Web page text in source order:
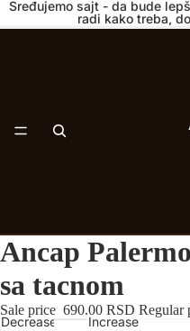
Sređujemo sajt - da bude
radi kako treba,
Ancap
sa tacnom
Sale price 690.00 RSD Regular
Decrease
Increase